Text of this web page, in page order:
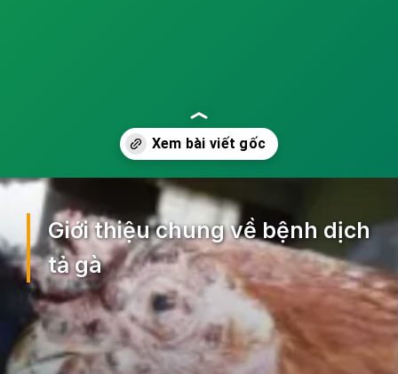
https://ocopaz.vn/benh-dich-ta-ga-33
Giới thiệu chung về bệnh dịch
tả gà